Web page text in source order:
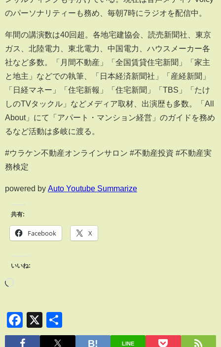
のパーソナリティーも務め、毎朝7時にラジオを配信中。
年間の講演数は40回超。各地宅建協会、読売新聞社、東京
ガス、北陸電力、東北電力、中国電力、ハウスメーカー各
社など多数。「月間不動産」「全国賃貸住宅新聞」「家主
と地主」などでの執筆、「日本経済新聞社」「産経新聞」
「日経マネー」「住宅新報」「住宅新聞」「TBS」「たけ
しのTVタックル」などメディア取材、出演歴も多数。「All
About」にて「アパート・マンション経営」のガイドを務め
るなど活動は多岐に渡る。
#ウラケン不動産オンラインサロン #不動産投資 #不動産実
務検定
powered by Auto Youtube Summarize
共有:
Facebook X
いいね:
Facebook
X
有
LINE